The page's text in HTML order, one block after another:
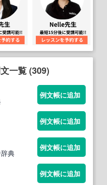
一覧 (309)
例文帳に追加
例文帳に追加
典
例文帳に追加
例文帳に追加